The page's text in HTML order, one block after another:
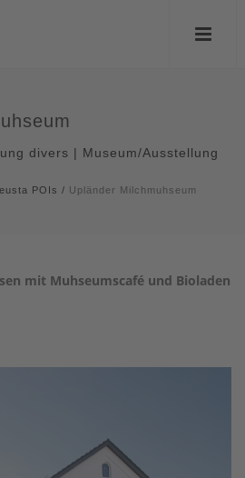
divers | Museum/Ausstellung
POIs / Upländer Milchmuhseum
mit Muhseumscafé und Bioladen